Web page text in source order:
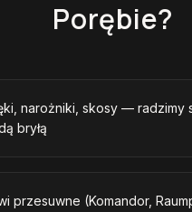
Porębie?
narożniki, skosy — radzimy
bryłą
przesuwne (Komandor,